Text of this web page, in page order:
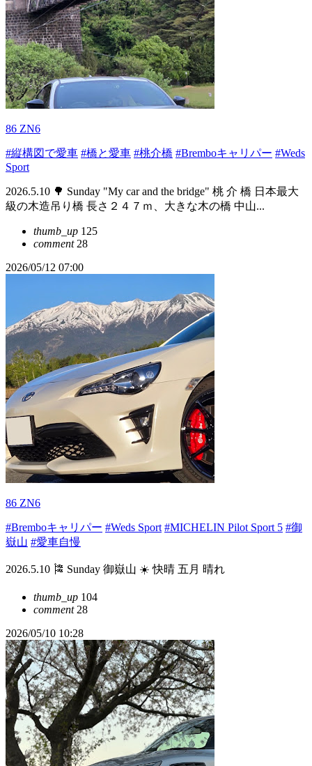
86 ZN6
#縦構図で愛車 #橋と愛車 #桃介橋 #Bremboキャリパー #Weds
Sport
2026.5.10 🌳 Sunday "My car and the bridge" 桃 介 橋 日本最大
級の木造吊り橋 長さ２４７ｍ、大きな木の橋 中山...
thumb_up 125
comment28
2026/05/12 07:00
86 ZN6
#Bremboキャリパー #Weds Sport #MICHELIN Pilot Sport 5 #御
嶽山 #愛車自慢
2026.5.10 🎏 Sunday 御嶽山 ☀️ 快晴 五月 晴れ
thumb_up 104
comment28
2026/05/10 10:28